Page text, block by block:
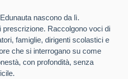
nascono da lì.
prescrizione. Raccolgono voci di
famiglie, dirigenti scolastici e
che si interrogano su come
con profondità, senza